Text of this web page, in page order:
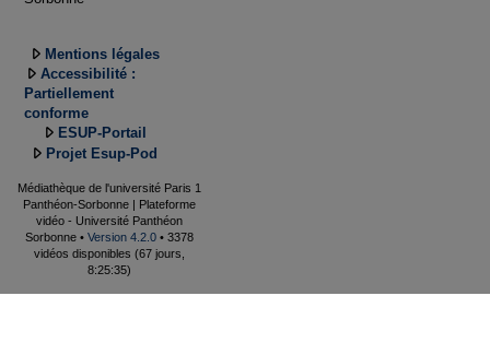
Mentions légales
Accessibilité :
Partiellement
conforme
ESUP-Portail
Projet Esup-Pod
Médiathèque de l'université Paris 1
Panthéon-Sorbonne | Plateforme
vidéo - Université Panthéon
Sorbonne • Version 4.2.0 • 3378
vidéos disponibles (67 jours,
8:25:35)